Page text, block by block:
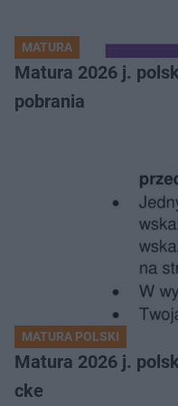
MATURA
Matura 2026 j.
pobrania
MATURA POLSKI
Matura 2026 j.
cke